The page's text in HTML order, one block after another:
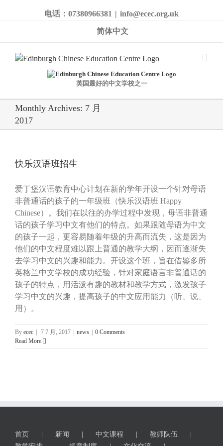
电话：07380966381 | info@ecec.org.uk
简体中文
英国最好的中文学校之一
Monthly Archives: 7 月
2017
快乐汉语班招生
爱丁堡汉语教育中心计划在新的学年开设一个针对母语
非普通话的孩子的一年级班（快乐汉语班 Happy
Chinese）。我们在以往的办学过程中发现，母语非普通
话的孩子学习中文有他们的特点。如果跟随母语为中文
的孩子一起，更容易随着年级的升高而流失，这是因为
他们的中文程度难以跟上普通的教学大纲，因而逐渐失
去学习中文的兴趣和能力。开设这个班，旨在借鉴多所
英格兰中文学校的成功经验，针对家庭语言非普通话的
孩子的特点，用活泼有趣的教材和教学方式，激发孩子
学习中文的兴趣，提高孩子的中文应用能力（听、说、
用）。
By ecec 7 7 月, 2017 news
0 Comments
Read More
首页 新闻 中文课程
教师队伍